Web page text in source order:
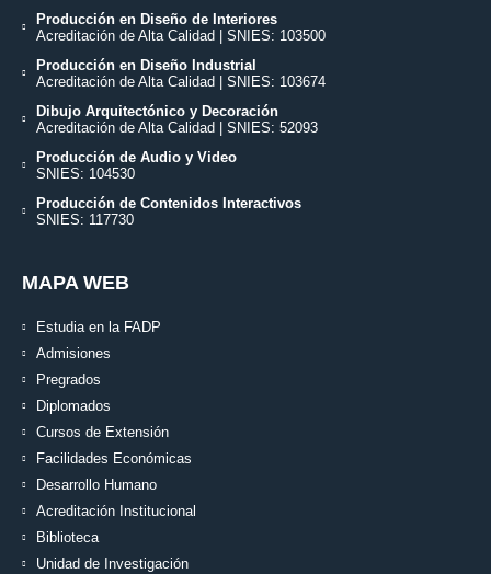
Producción en Diseño de Interiores
Acreditación de Alta Calidad | SNIES: 103500
Producción en Diseño Industrial
Acreditación de Alta Calidad | SNIES: 103674
Dibujo Arquitectónico y Decoración
Acreditación de Alta Calidad | SNIES: 52093
Producción de Audio y Video
SNIES: 104530
Producción de Contenidos Interactivos
SNIES: 117730
MAPA WEB
Estudia en la FADP
Admisiones
Pregrados
Diplomados
Cursos de Extensión
Facilidades Económicas
Desarrollo Humano
Acreditación Institucional
Biblioteca
Unidad de Investigación